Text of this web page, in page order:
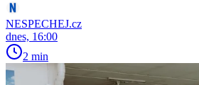
NESPECHEJ.cz
dnes, 16:00
2 min